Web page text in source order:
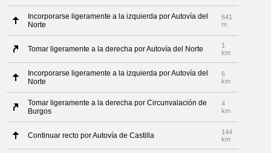
Incorporarse ligeramente a la izquierda por Autovía del
Norte
641
m
Tomar ligeramente a la derecha por Autovía del Norte
1
km
Incorporarse ligeramente a la izquierda por Autovía del
Norte
6
km
Tomar ligeramente a la derecha por Circunvalación de
Burgos
4
km
Continuar recto por Autovía de Castilla
144
km